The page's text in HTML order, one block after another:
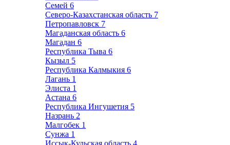
Семей 6
Северо-Казахстанская область 7
Петропавловск 7
Магаданская область 6
Магадан 6
Республика Тыва 6
Кызыл 5
Республика Калмыкия 6
Лагань 1
Элиста 1
Астана 6
Республика Ингушетия 5
Назрань 2
Малгобек 1
Сунжа 1
Иссык-Кульская область 4